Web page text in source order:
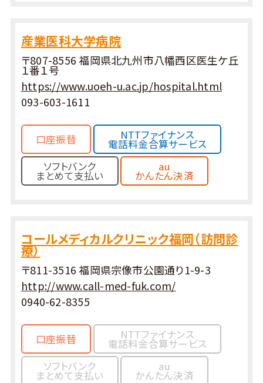
産業医科大学病院
〒807-8556 福岡県北九州市八幡西区医生ケ丘
１番１号
https://www.uoeh-u.ac.jp/hospital.html
093-603-1611
口座振替 NTTファイナンス
電話料金合算サービス
ソフトバンク
まとめて支払い
au
かんたん決済
コールメディカルクリニック福岡（訪問診
療）
〒811-3516 福岡県宗像市公園通り1-9-3
http://www.call-med-fuk.com/
0940-62-8355
口座振替 NTTファイナンス
電話料金合算サービス
ソフトバンク
まとめて支払い
au
かんたん決済